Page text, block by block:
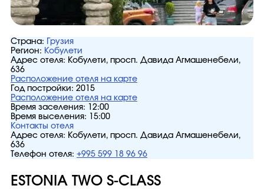
Страна:
Грузия
Регион: Кобулети
Адрес отеля: Кобулети, просп. Давида Агмашенебели,
636
Расположение отеля на карте
Год постройки: 2015
Расположение отеля на карте
Время заселения:
12:00
Время выселения:
15:00
Контакты отеля
Адрес отеля: Кобулети, просп. Давида Агмашенебели,
636
Телефон отеля: +995 599 18 96 96
ESTONIA TWO S-CLASS